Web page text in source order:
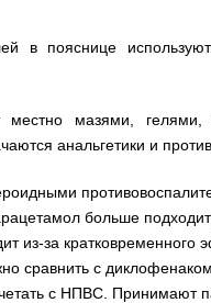
в пояснице
мазями, гелями,
анальгетики и
больше
из-за кратковременного
сравнить с
с НПВС. Принимают